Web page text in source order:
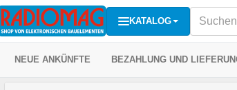
KATALOG
NEUE ANKÜNFTE BEZAHLUNG UND